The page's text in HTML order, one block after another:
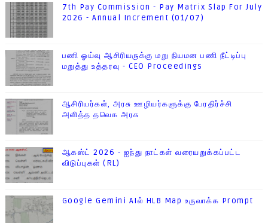
7th Pay Commission - Pay Matrix Slap For July
2026 - Annual Increment (01/07)
பணி ஓய்வு ஆசிரியருக்கு மறு நியமன பணி நீட்டிப்பு
மறுத்து உத்தரவு - CEO Proceedings
ஆசிரியர்கள், அரசு ஊழியர்களுக்கு பேரதிர்ச்சி
அளித்த தவெக அரசு
ஆகஸ்ட் 2026 - ஐந்து நாட்கள் வரையறுக்கப்பட்ட
விடுப்புகள் (RL)
Google Gemini AIல் HLB Map உருவாக்க Prompt